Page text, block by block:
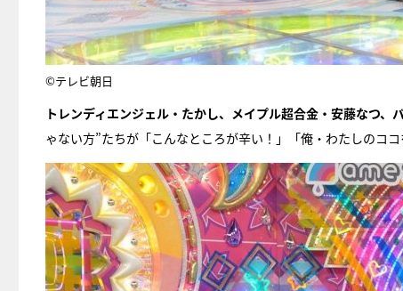
©テレビ朝日
トレンディエンジェル・たかし、メイプル超合金・安藤なつ、
ゃない方”たちが「こんなところが辛い！」「俺・わたしのコ